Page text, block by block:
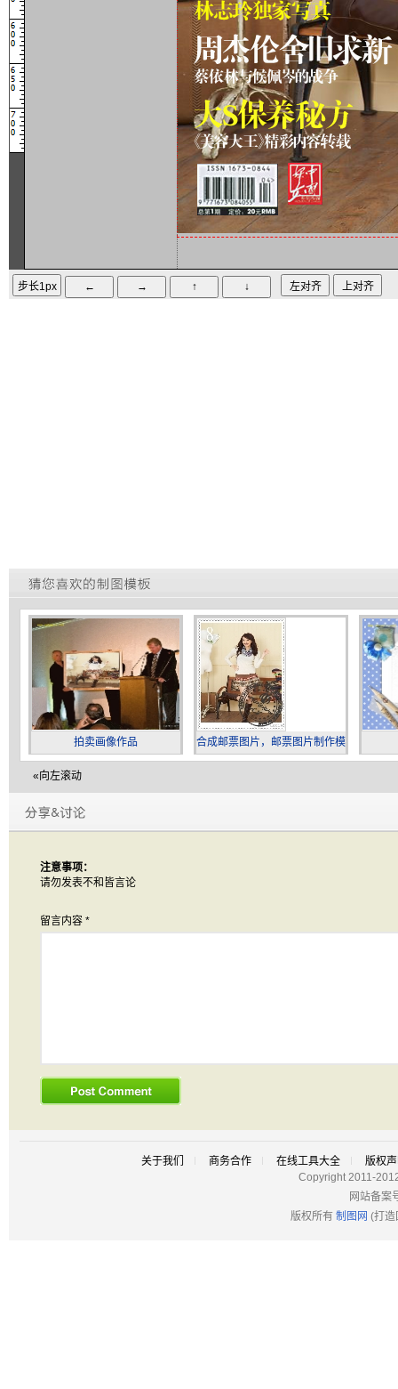
拍卖画像作品
合成邮票图片，邮票图片制作模
板
«向左滚动
注意事项：
请勿发表不和皆言论
留言内容 *
关于我们 商务合作 在线工具大全
版权
Copyright 2011-
网站备案
版权所有 制图网 (打造